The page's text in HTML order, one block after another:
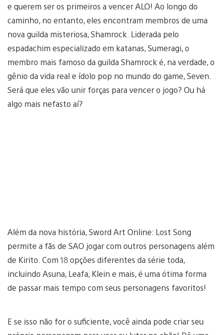
e querem ser os primeiros a vencer ALO! Ao longo do
caminho, no entanto, eles encontram membros de uma
nova guilda misteriosa, Shamrock. Liderada pelo
espadachim especializado em katanas, Sumeragi, o
membro mais famoso da guilda Shamrock é, na verdade, o
gênio da vida real e ídolo pop no mundo do game, Seven.
Será que eles vão unir forças para vencer o jogo? Ou há
algo mais nefasto aí?
Além da nova história, Sword Art Online: Lost Song
permite a fãs de SAO jogar com outros personagens além
de Kirito. Com 18 opções diferentes da série toda,
incluindo Asuna, Leafa, Klein e mais, é uma ótima forma
de passar mais tempo com seus personagens favoritos!
E se isso não for o suficiente, você ainda pode criar seu